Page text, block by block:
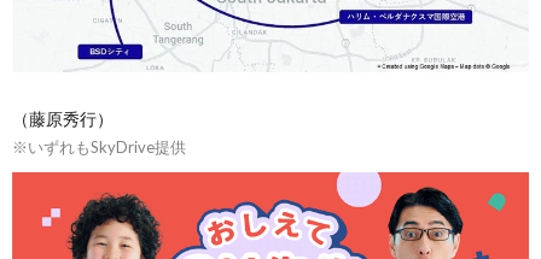
（藤原秀行）
※いずれもSkyDrive提供